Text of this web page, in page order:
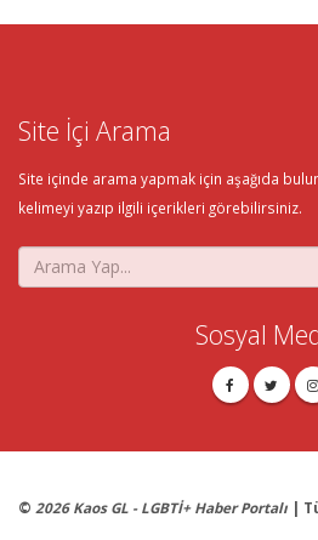
Site İçi Arama
Site içinde arama yapmak için aşağıda
kelimeyi yazıp ilgili içerikleri görebilirsiniz.
Sosyal
© 2026 Kaos GL - LGBTİ+ Haber Portalı |